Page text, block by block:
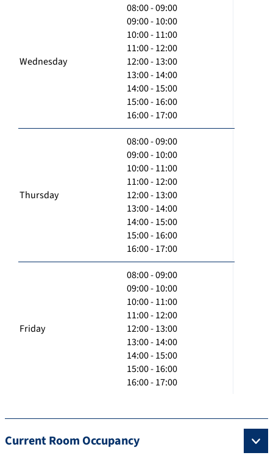
Wednesday
08:00 - 09:00
09:00 - 10:00
10:00 - 11:00
11:00 - 12:00
12:00 - 13:00
13:00 - 14:00
14:00 - 15:00
15:00 - 16:00
16:00 - 17:00
Thursday
08:00 - 09:00
09:00 - 10:00
10:00 - 11:00
11:00 - 12:00
12:00 - 13:00
13:00 - 14:00
14:00 - 15:00
15:00 - 16:00
16:00 - 17:00
Friday
08:00 - 09:00
09:00 - 10:00
10:00 - 11:00
11:00 - 12:00
12:00 - 13:00
13:00 - 14:00
14:00 - 15:00
15:00 - 16:00
16:00 - 17:00
Current Room Occupancy